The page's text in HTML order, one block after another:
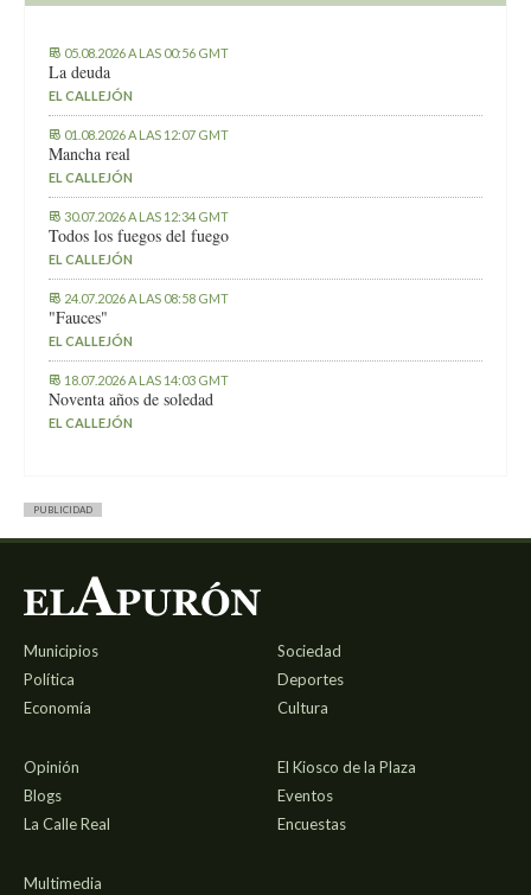
05.08.2026 A LAS 00:56 GMT
La deuda
EL CALLEJÓN
01.08.2026 A LAS 12:07 GMT
Mancha real
EL CALLEJÓN
30.07.2026 A LAS 12:34 GMT
Todos los fuegos del fuego
EL CALLEJÓN
24.07.2026 A LAS 08:58 GMT
"Fauces"
EL CALLEJÓN
18.07.2026 A LAS 14:03 GMT
Noventa años de soledad
EL CALLEJÓN
PUBLICIDAD
Municipios
Política
Economía
Sociedad
Deportes
Cultura
Opinión
Blogs
La Calle Real
El Kiosco de la Plaza
Eventos
Encuestas
Multimedia